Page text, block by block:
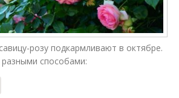
розу подкармливают в октябре.
способами: